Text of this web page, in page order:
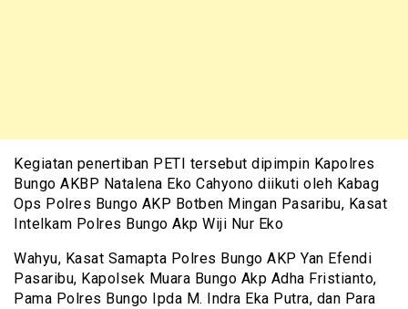
Kegiatan penertiban PETI tersebut dipimpin Kapolres
Bungo AKBP Natalena Eko Cahyono diikuti oleh Kabag
Ops Polres Bungo AKP Botben Mingan Pasaribu, Kasat
Intelkam Polres Bungo Akp Wiji Nur Eko
Wahyu, Kasat Samapta Polres Bungo AKP Yan Efendi
Pasaribu, Kapolsek Muara Bungo Akp Adha Fristianto,
Pama Polres Bungo Ipda M. Indra Eka Putra, dan Para